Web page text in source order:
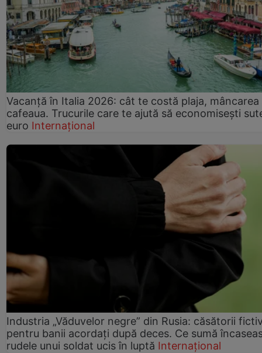
Vacanță în Italia 2026: cât te costă plaja, mâncarea
cafeaua. Trucurile care te ajută să economisești
euro Internațional
Industria „Văduvelor negre” din Rusia: căsătorii
pentru banii acordați după deces. Ce sumă
rudele unui soldat ucis în luptă Internațional